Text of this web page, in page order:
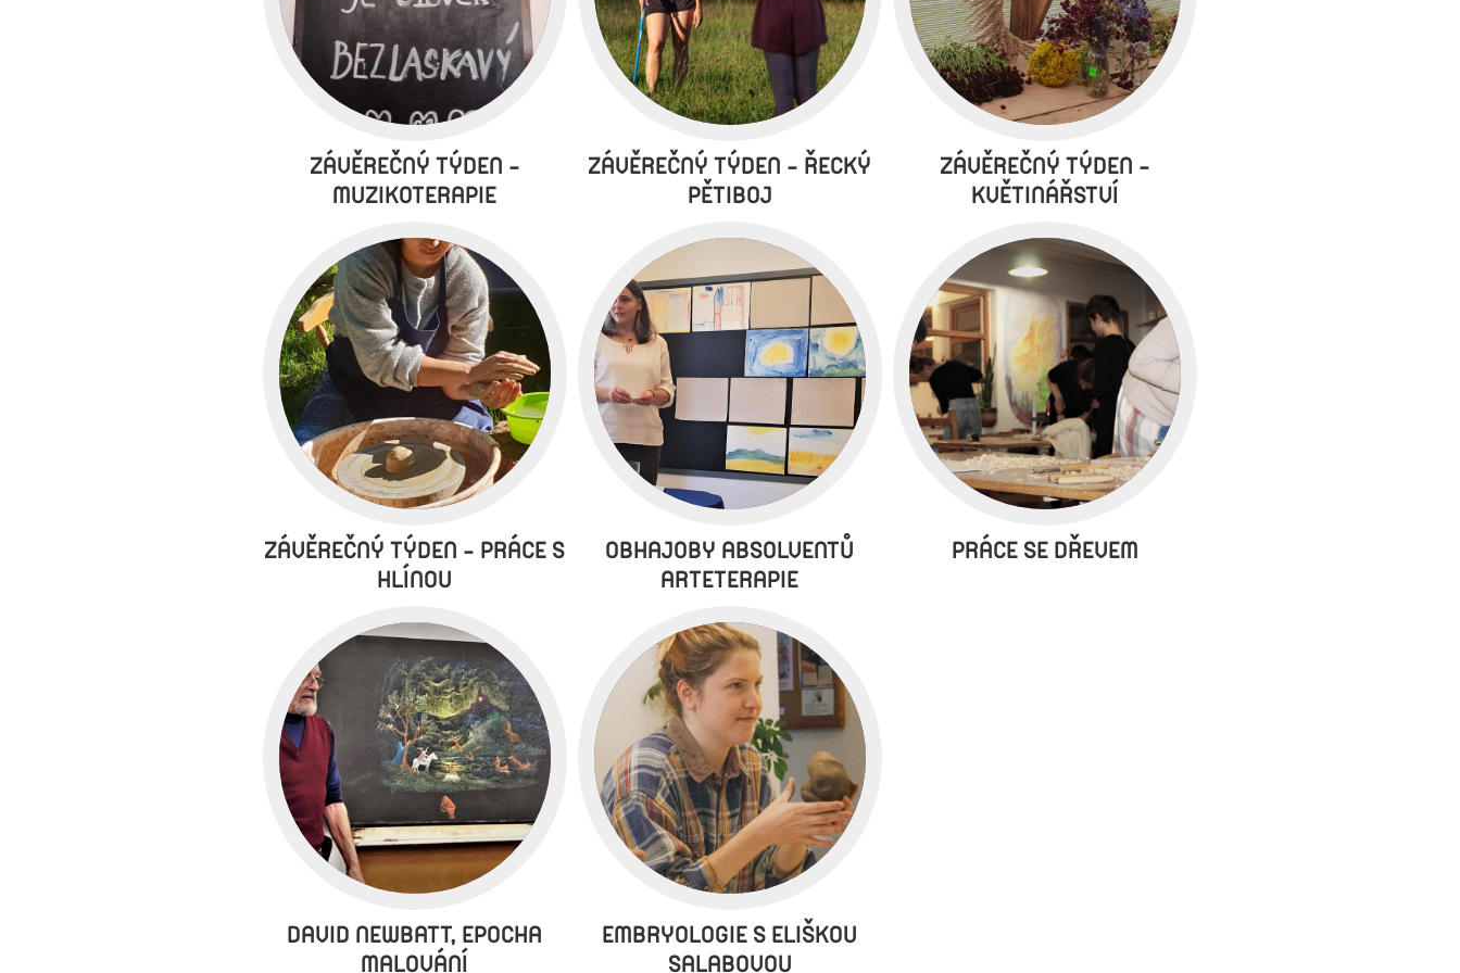
ZÁVĚREČNÝ TÝDEN -
MUZIKOTERAPIE
ZÁVĚREČNÝ TÝDEN - ŘECKÝ
PĚTIBOJ
ZÁVĚREČNÝ TÝDEN -
KVĚTINÁŘSTVÍ
ZÁVĚREČNÝ TÝDEN - PRÁCE S
HLÍNOU
OBHAJOBY ABSOLVENTŮ
ARTETERAPIE
PRÁCE SE DŘEVEM
DAVID NEWBATT, EPOCHA
MALOVÁNÍ
EMBRYOLOGIE S ELIŠKOU
SALABOVOU